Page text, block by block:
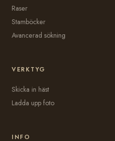
Raser
Stamböcker
Avancerad sökning
VERKTYG
Skicka in häst
Ladda upp foto
INFO